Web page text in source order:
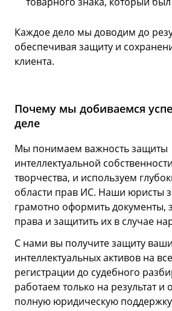
Каждое дело мы доводим до
обеспечивая защиту и
клиента.
Почему мы добиваемся
деле
Мы понимаем важность защиты
интеллектуальной
творчества, и используем
области прав ИС. Наши юристы
грамотно оформить документы,
права и защитить их в случае
С нами вы получите защиту
интеллектуальных активов на
регистрации до судебного
работаем только на результат и
полную юридическую